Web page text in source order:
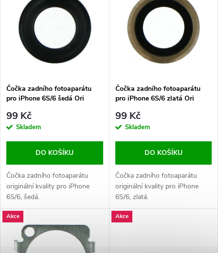
p
r
o
d
u
k
Nejprodávanější
Abecedně
s
p
r
d
u
k
Čočka zadního fotoaparátu
pro iPhone 6S/6 šedá Ori
99 Kč
Skladem
DO KOŠÍKU
Čočka zadního fotoaparátu
originální kvality pro iPhone
6S/6, šedá.
Čočka zadního fotoaparátu
pro iPhone 6S/6 zlatá Ori
99 Kč
Skladem
DO KOŠÍKU
Čočka zadního fotoaparátu
originální kvality pro iPhone
6S/6, zlatá.
Akce Akce